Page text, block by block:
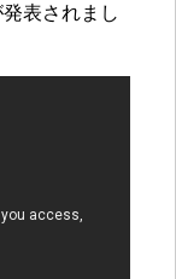
表されまし